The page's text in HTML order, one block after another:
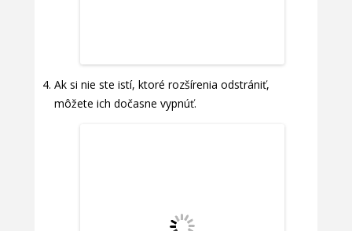
Ak si nie ste istí, ktoré rozšírenia odstrániť,
môžete ich dočasne vypnúť.